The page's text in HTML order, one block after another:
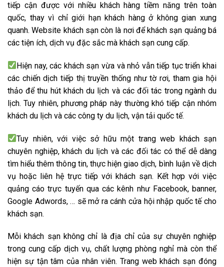
tiếp cận được với nhiều khách hàng tiềm năng trên toàn
quốc, thay vì chỉ giới hạn khách hàng ở không gian xung
quanh. Website khách sạn còn là nơi để khách sạn quảng bá
các tiện ích, dịch vụ đặc sắc mà khách sạn cung cấp.
Hiện nay, các khách sạn vừa và nhỏ vẫn tiếp tục triển khai
các chiến dịch tiếp thị truyền thống như tờ rơi, tham gia hội
thảo để thu hút khách du lịch và các đối tác trong ngành du
lịch. Tuy nhiên, phương pháp này thường khó tiếp cận nhóm
khách du lịch và các công ty du lịch, vận tải quốc tế.
Tuy nhiên, với việc sở hữu một trang web khách sạn
chuyên nghiệp, khách du lịch và các đối tác có thể dễ dàng
tìm hiểu thêm thông tin, thực hiện giao dịch, bình luận về dịch
vụ hoặc liên hệ trực tiếp với khách sạn. Kết hợp với việc
quảng cáo trực tuyến qua các kênh như Facebook, banner,
Google Adwords, … sẽ mở ra cánh cửa hội nhập quốc tế cho
khách sạn.
Mỗi khách sạn không chỉ là địa chỉ của sự chuyên nghiệp
trong cung cấp dịch vụ, chất lượng phòng nghỉ mà còn thể
hiện sự tận tâm của nhân viên. Trang web khách sạn đóng